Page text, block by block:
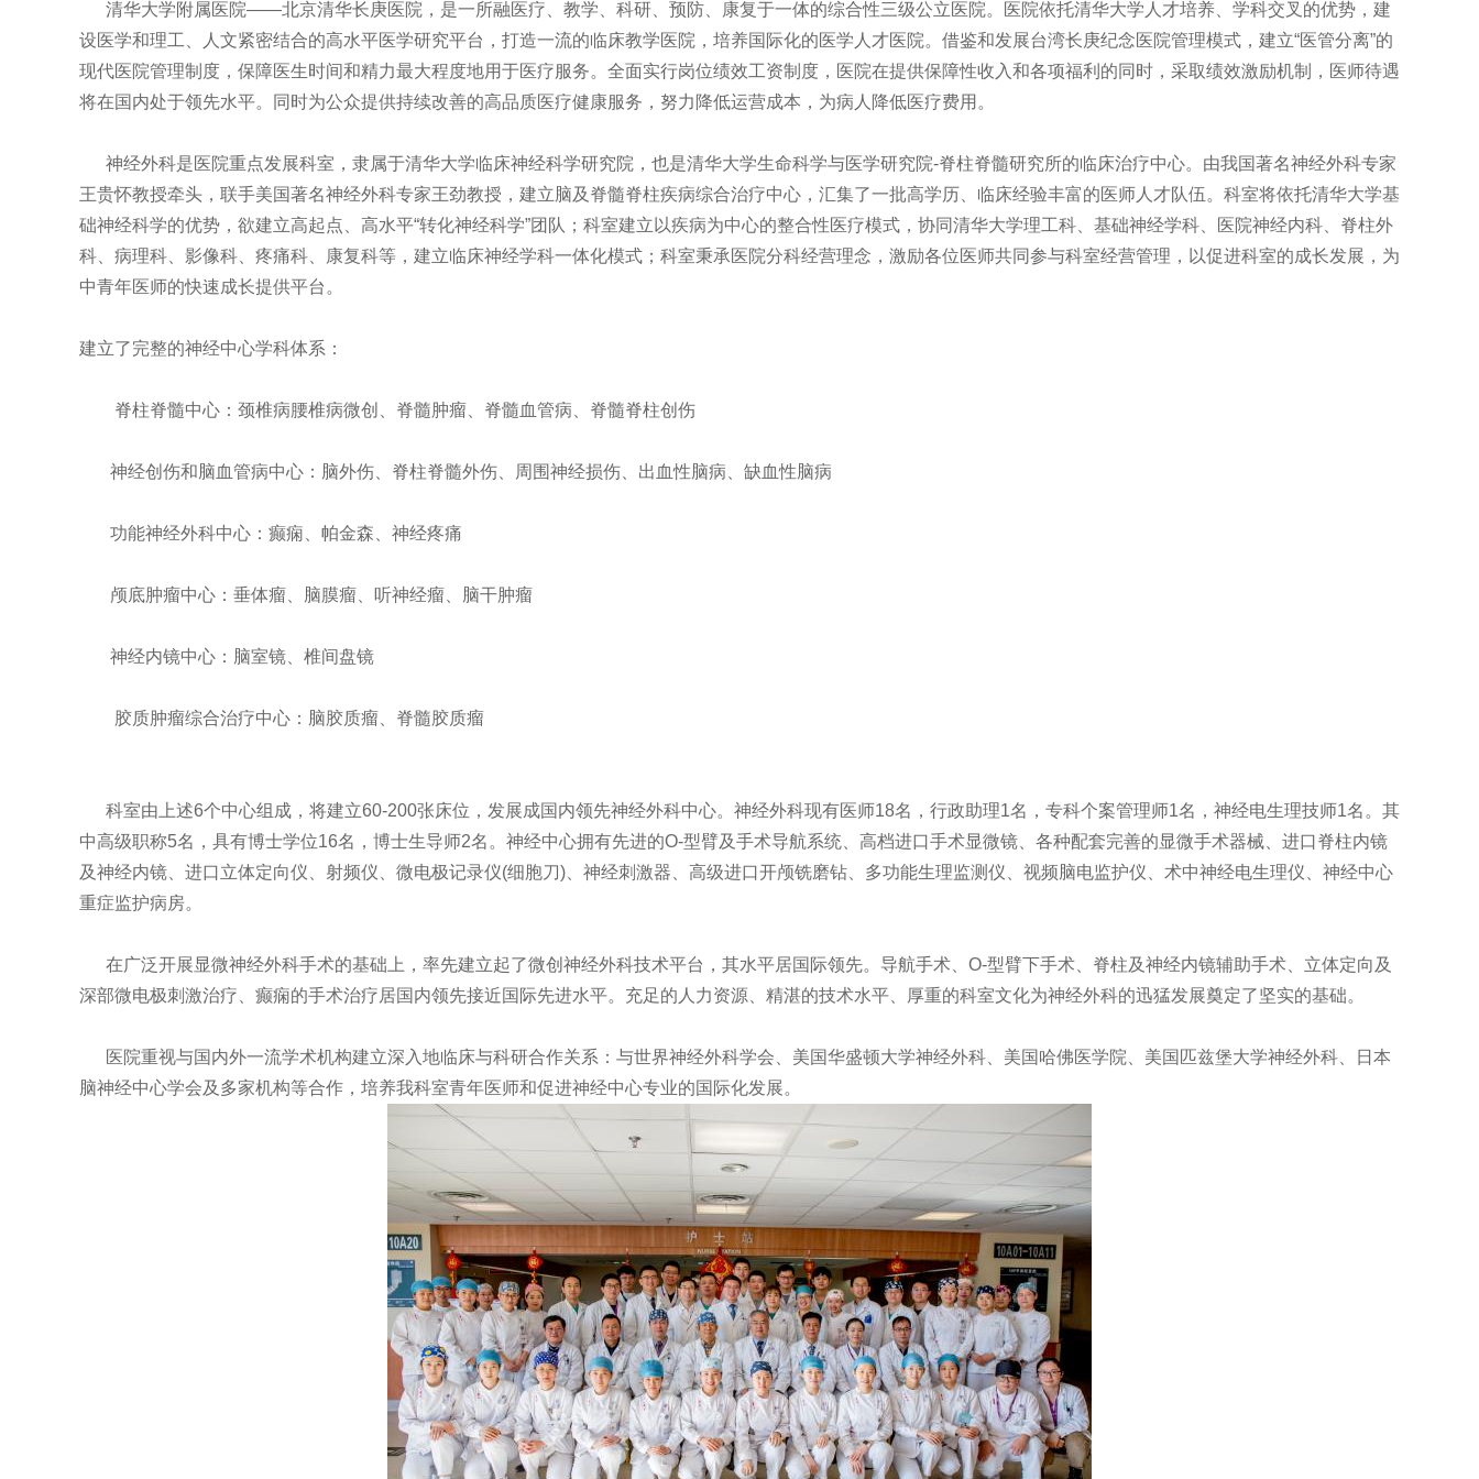
清华大学附属医院——北京清华长庚医院，是一所融医疗、教学、科研、预防、康复于一体的综合性三级公立医院。医院依托清华大学人才培养、学科交叉的优势，建
设医学和理工、人文紧密结合的高水平医学研究平台，打造一流的临床教学医院，培养国际化的医学人才医院。借鉴和发展台湾长庚纪念医院管理模式，建立“医管分离”的
现代医院管理制度，保障医生时间和精力最大程度地用于医疗服务。全面实行岗位绩效工资制度，医院在提供保障性收入和各项福利的同时，采取绩效激励机制，医师待遇
将在国内处于领先水平。同时为公众提供持续改善的高品质医疗健康服务，努力降低运营成本，为病人降低医疗费用。
神经外科是医院重点发展科室，隶属于清华大学临床神经科学研究院，也是清华大学生命科学与医学研究院-脊柱脊髓研究所的临床治疗中心。由我国著名神经外科专家
王贵怀教授牵头，联手美国著名神经外科专家王劲教授，建立脑及脊髓脊柱疾病综合治疗中心，汇集了一批高学历、临床经验丰富的医师人才队伍。科室将依托清华大学基
础神经科学的优势，欲建立高起点、高水平“转化神经科学”团队；科室建立以疾病为中心的整合性医疗模式，协同清华大学理工科、基础神经学科、医院神经内科、脊柱外
科、病理科、影像科、疼痛科、康复科等，建立临床神经学科一体化模式；科室秉承医院分科经营理念，激励各位医师共同参与科室经营管理，以促进科室的成长发展，为
中青年医师的快速成长提供平台。
建立了完整的神经中心学科体系：
脊柱脊髓中心：颈椎病腰椎病微创、脊髓肿瘤、脊髓血管病、脊髓脊柱创伤
神经创伤和脑血管病中心：脑外伤、脊柱脊髓外伤、周围神经损伤、出血性脑病、缺血性脑病
功能神经外科中心：癫痫、帕金森、神经疼痛
颅底肿瘤中心：垂体瘤、脑膜瘤、听神经瘤、脑干肿瘤
神经内镜中心：脑室镜、椎间盘镜
胶质肿瘤综合治疗中心：脑胶质瘤、脊髓胶质瘤
科室由上述6个中心组成，将建立60-200张床位，发展成国内领先神经外科中心。神经外科现有医师18名，行政助理1名，专科个案管理师1名，神经电生理技师1名。其
中高级职称5名，具有博士学位16名，博士生导师2名。神经中心拥有先进的O-型臂及手术导航系统、高档进口手术显微镜、各种配套完善的显微手术器械、进口脊柱内镜
及神经内镜、进口立体定向仪、射频仪、微电极记录仪(细胞刀)、神经刺激器、高级进口开颅铣磨钻、多功能生理监测仪、视频脑电监护仪、术中神经电生理仪、神经中心
重症监护病房。
在广泛开展显微神经外科手术的基础上，率先建立起了微创神经外科技术平台，其水平居国际领先。导航手术、O-型臂下手术、脊柱及神经内镜辅助手术、立体定向及
深部微电极刺激治疗、癫痫的手术治疗居国内领先接近国际先进水平。充足的人力资源、精湛的技术水平、厚重的科室文化为神经外科的迅猛发展奠定了坚实的基础。
医院重视与国内外一流学术机构建立深入地临床与科研合作关系：与世界神经外科学会、美国华盛顿大学神经外科、美国哈佛医学院、美国匹兹堡大学神经外科、日本
脑神经中心学会及多家机构等合作，培养我科室青年医师和促进神经中心专业的国际化发展。